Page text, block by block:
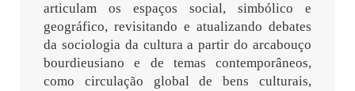
articulam os espaços social, simbólico e
geográfico, revisitando e atualizando debates
da sociologia da cultura a partir do arcabouço
bourdieusiano e de temas contemporâneos,
como circulação global de bens culturais,